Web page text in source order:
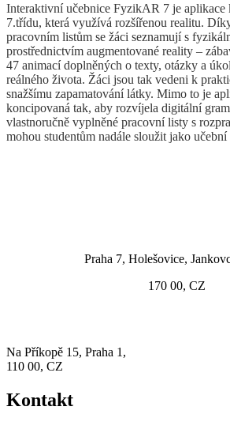
Interaktivní učebnice FyzikAR 7 je
7.třídu, která využívá rozšířenou realitu.
pracovním listům se žáci seznamují s
prostřednictvím augmentované reality –
47 animací doplněných o texty, otázky a
reálného života. Žáci jsou tak vedeni k
snažšímu zapamatování látky. Mimo to je
koncipovaná tak, aby rozvíjela digitální
vlastnoručně vyplněné pracovní listy s
mohou studentům nadále sloužit jako učební
Praha 7, Holešovice,
170 00, CZ
Na Příkopě 15, Praha 1,
110 00, CZ
Kontakt